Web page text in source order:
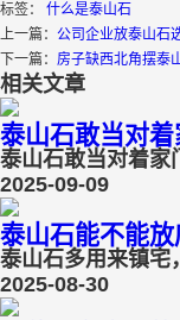
标签： 什么是泰山石
上一篇： 公司企业放泰山石
下一篇： 房子缺西北角摆泰
相关文章
泰山石敢当对着
泰山石敢当对着家
2025-09-09
泰山石能不能放
泰山石多用来镇宅
2025-08-30